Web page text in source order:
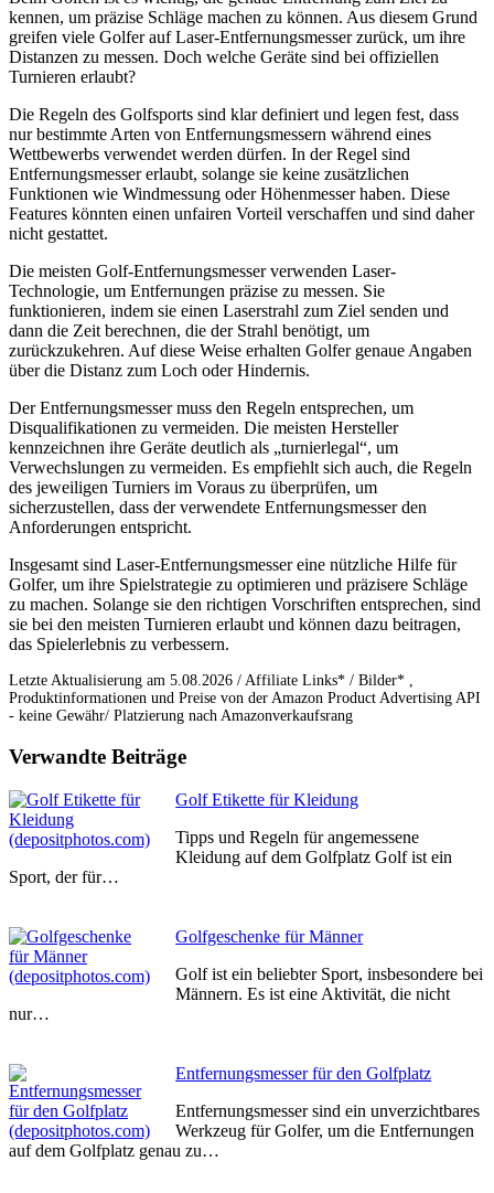
kennen, um präzise Schläge machen zu können. Aus diesem Grund
greifen viele Golfer auf Laser-Entfernungsmesser zurück, um ihre
Distanzen zu messen. Doch welche Geräte sind bei offiziellen
Turnieren erlaubt?
Die Regeln des Golfsports sind klar definiert und legen fest, dass
nur bestimmte Arten von Entfernungsmessern während eines
Wettbewerbs verwendet werden dürfen. In der Regel sind
Entfernungsmesser erlaubt, solange sie keine zusätzlichen
Funktionen wie Windmessung oder Höhenmesser haben. Diese
Features könnten einen unfairen Vorteil verschaffen und sind daher
nicht gestattet.
Die meisten Golf-Entfernungsmesser verwenden Laser-
Technologie, um Entfernungen präzise zu messen. Sie
funktionieren, indem sie einen Laserstrahl zum Ziel senden und
dann die Zeit berechnen, die der Strahl benötigt, um
zurückzukehren. Auf diese Weise erhalten Golfer genaue Angaben
über die Distanz zum Loch oder Hindernis.
Der Entfernungsmesser muss den Regeln entsprechen, um
Disqualifikationen zu vermeiden. Die meisten Hersteller
kennzeichnen ihre Geräte deutlich als „turnierlegal“, um
Verwechslungen zu vermeiden. Es empfiehlt sich auch, die Regeln
des jeweiligen Turniers im Voraus zu überprüfen, um
sicherzustellen, dass der verwendete Entfernungsmesser den
Anforderungen entspricht.
Insgesamt sind Laser-Entfernungsmesser eine nützliche Hilfe für
Golfer, um ihre Spielstrategie zu optimieren und präzisere Schläge
zu machen. Solange sie den richtigen Vorschriften entsprechen, sind
sie bei den meisten Turnieren erlaubt und können dazu beitragen,
das Spielerlebnis zu verbessern.
Letzte Aktualisierung am 5.08.2026 / Affiliate Links* / Bilder* ,
Produktinformationen und Preise von der Amazon Product Advertising API
- keine Gewähr/ Platzierung nach Amazonverkaufsrang
Verwandte Beiträge
Golf Etikette für Kleidung
Tipps und Regeln für angemessene
Kleidung auf dem Golfplatz Golf ist ein
Sport, der für…
Golfgeschenke für Männer
Golf ist ein beliebter Sport, insbesondere bei
Männern. Es ist eine Aktivität, die nicht
nur…
Entfernungsmesser für den Golfplatz
Entfernungsmesser sind ein unverzichtbares
Werkzeug für Golfer, um die Entfernungen
auf dem Golfplatz genau zu…